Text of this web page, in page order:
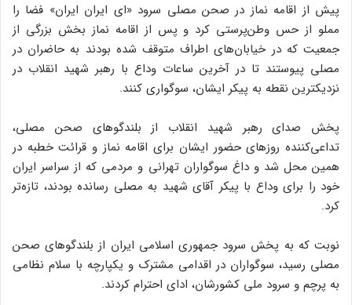
پیش از اقامه نماز در صحن مصلی سرود «ای ایران ایران» فضا را
مملو از حس وطن‌پرستی کرد و پس از اقامه نماز بخش بزرگی از
جمعیت که در خیابان‌های اطراف متوقف شده بودند به حاضران در
مصلی پیوستند تا در آخرین ساعات وداع با رهبر شهید انقلاب در
نزدیکترین نقطه به پیکر ایشان، سوگواری کنند.
پخش صدای رهبر شهید انقلاب از بلندگوهای صحن مصلی،
تداعی‌کننده روزهای حضور ایشان برای اقامه نماز و قرائت خطبه در
همین محل شد و داغ سوگواران تهرانی و مردمی که از سراسر ایران
خود را برای وداع با پیکر آقای شهید به مصلی رسانده بودند، تازه‌تر
کرد.
نوبت که به پخش سرود جمهوری اسلامی ایران از بلندگوهای صحن
مصلی رسید، سوگواران در اقدامی مشترک و یکپارچه با سلام نظامی
به پرچم و سرود ملی کشورشان، ادای احترام کردند.